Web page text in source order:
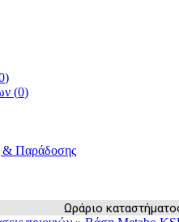
)
(0)
& Παράδοσης
Ωράριο